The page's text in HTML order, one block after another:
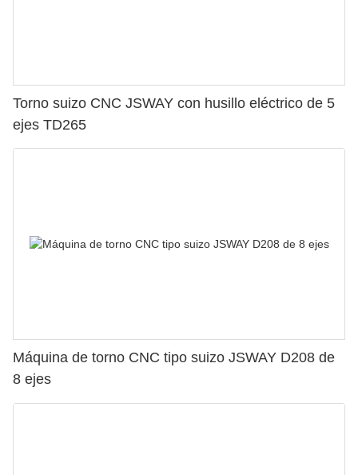
Torno suizo CNC JSWAY con husillo eléctrico de 5
ejes TD265
Máquina de torno CNC tipo suizo JSWAY D208 de
8 ejes